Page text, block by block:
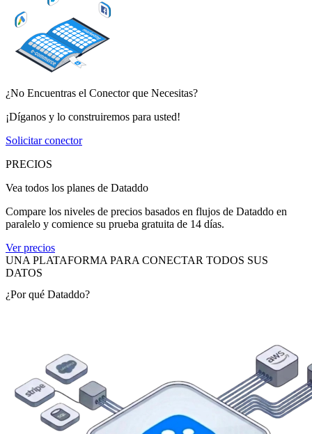
¿No Encuentras el Conector que Necesitas?
¡Díganos y lo construiremos para usted!
Solicitar conector
PRECIOS
Vea todos los planes de Dataddo
Compare los niveles de precios basados en flujos de Dataddo en
paralelo y comience su prueba gratuita de 14 días.
Ver precios
UNA PLATAFORMA PARA CONECTAR TODOS SUS
DATOS
¿Por qué Dataddo?